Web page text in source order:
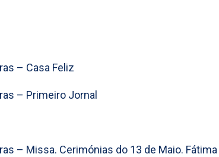
– Casa Feliz
– Primeiro Jornal
– Missa. Cerimónias do 13 de Maio. Fátima